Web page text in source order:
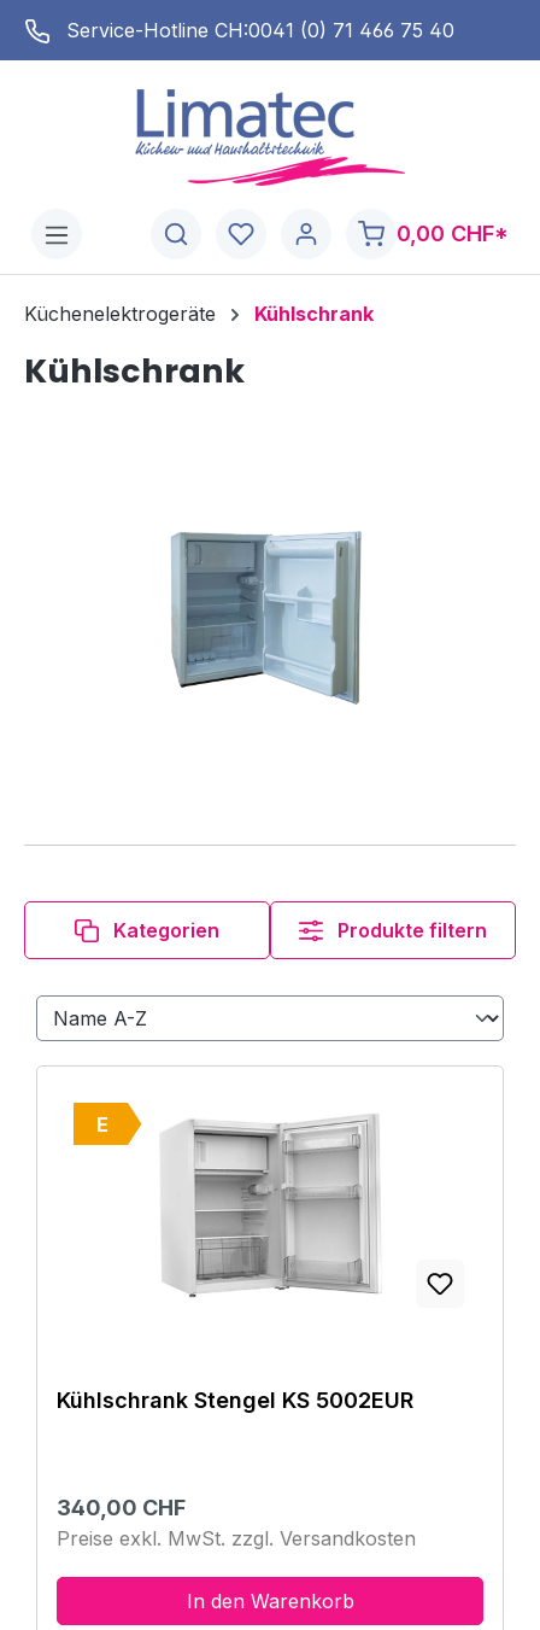
springen
Service-Hotline CH:0041 (0) 71 466 75 40
0,00 CHF*
Küchenelektrogeräte Kühlschrank
Kühlschrank
Kategorien Produkte filtern
E
Kühlschrank Stengel KS 5002EUR
Regulärer Preis:
340,00 CHF
Preise exkl. MwSt. zzgl. Versandkosten
In den Warenkorb